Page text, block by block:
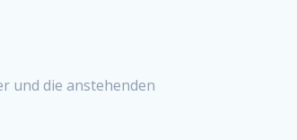
und die anstehenden